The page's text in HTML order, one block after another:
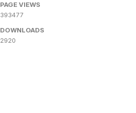
PAGE VIEWS
393477
DOWNLOADS
2920